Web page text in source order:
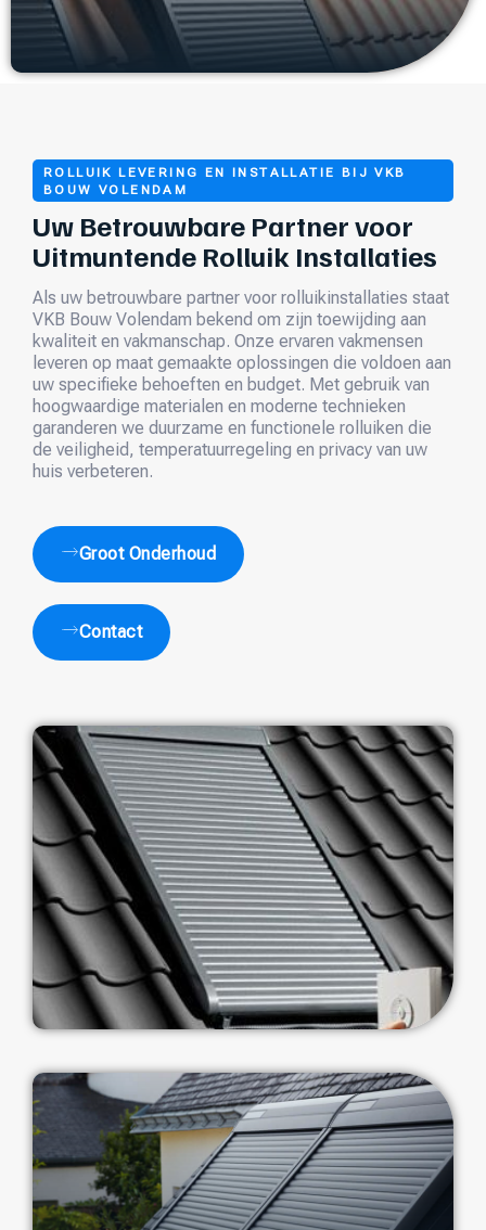
ROLLUIK LEVERING EN INSTALLATIE BIJ VKB
BOUW VOLENDAM
Uw Betrouwbare Partner voor
Uitmuntende Rolluik Installaties
Als uw betrouwbare partner voor rolluikinstallaties staat
VKB Bouw Volendam bekend om zijn toewijding aan
kwaliteit en vakmanschap. Onze ervaren vakmensen
leveren op maat gemaakte oplossingen die voldoen aan
uw specifieke behoeften en budget. Met gebruik van
hoogwaardige materialen en moderne technieken
garanderen we duurzame en functionele rolluiken die
de veiligheid, temperatuurregeling en privacy van uw
huis verbeteren.
Groot Onderhoud
Contact